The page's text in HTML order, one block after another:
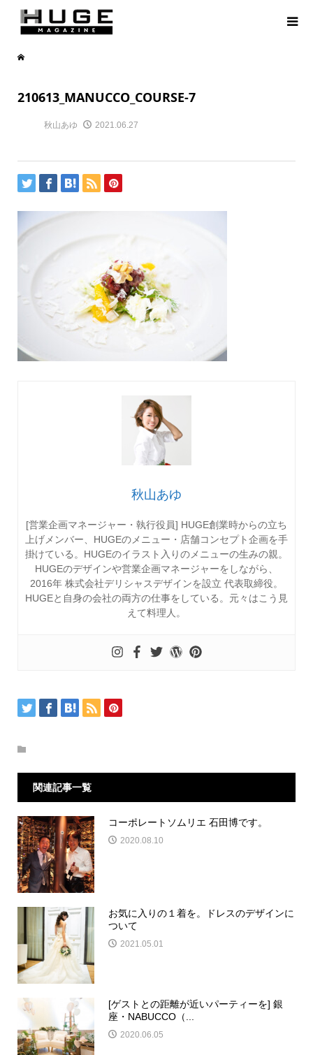
210613_MANUCCO_COURSE-7
秋山あゆ 2021.06.27
秋山あゆ
[営業企画マネージャー・執行役員] HUGE創業時からの立ち
上げメンバー、HUGEのメニュー・店舗コンセプト企画を手
掛けている。HUGEのイラスト入りのメニューの生みの親。
HUGEのデザインや営業企画マネージャーをしながら、
2016年 株式会社デリシャスデザインを設立 代表取締役。
HUGEと自身の会社の両方の仕事をしている。元々はこう見
えて料理人。
関連記事一覧
コーポレートソムリエ 石田博です。
2020.08.10
お気に入りの１着を。ドレスのデザインに
ついて
2021.05.01
[ゲストとの距離が近いパーティーを] 銀
座・NABUCCO（...
2020.06.05